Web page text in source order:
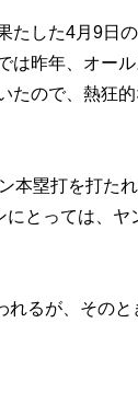
した4月9日
昨年、オー
ので、熱狂
塁打を打た
とっては、
るが、そのと